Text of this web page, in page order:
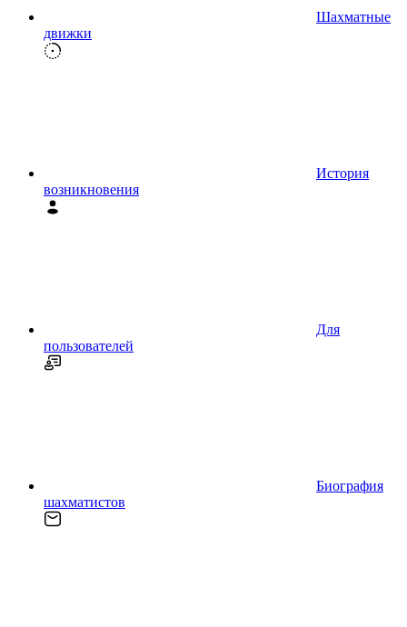
Шахматные
движки
История
возникновения
Для
пользователей
Биография
шахматистов